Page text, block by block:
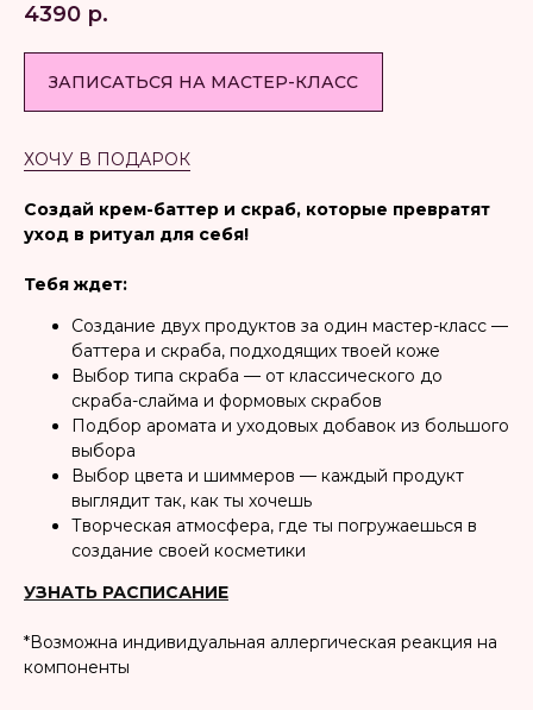
4390 р.
ЗАПИСАТЬСЯ НА МАСТЕР-КЛАСС
ХОЧУ В ПОДАРОК
Создай крем-баттер и скраб, которые превратят
уход в ритуал для себя!
Тебя ждет:
Создание двух продуктов за один мастер-класс —
баттера и скраба, подходящих твоей коже
Выбор типа скраба — от классического до
скраба-слайма и формовых скрабов
Подбор аромата и уходовых добавок из большого
выбора
Выбор цвета и шиммеров — каждый продукт
выглядит так, как ты хочешь
Творческая атмосфера, где ты погружаешься в
создание своей косметики
УЗНАТЬ РАСПИСАНИЕ
*Возможна индивидуальная аллергическая реакция на
компоненты